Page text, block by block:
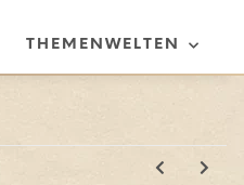
THEMENWELTEN